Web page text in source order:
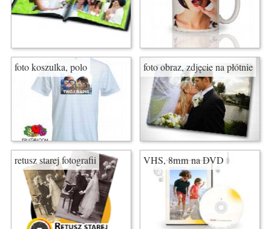
foto koszulka, polo foto obraz, zdjęcie na płótnie
retusz starej fotografii VHS, 8mm na DVD